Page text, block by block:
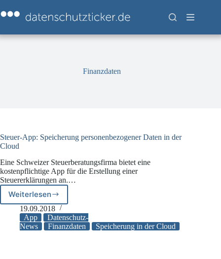
Inhalt
springen
Finanzdaten
Steuer-App: Speicherung personenbezogener Daten in der
Cloud
Eine Schweizer Steuerberatungsfirma bietet eine
kostenpflichtige App für die Erstellung einer
Steuererklärungen an.…
Weiterlesen
Steuer-
App:
Speicherung
personenbezogener
19.09.2018
App
Datenschutz-
News
Finanzdaten Speicherung in der Cloud